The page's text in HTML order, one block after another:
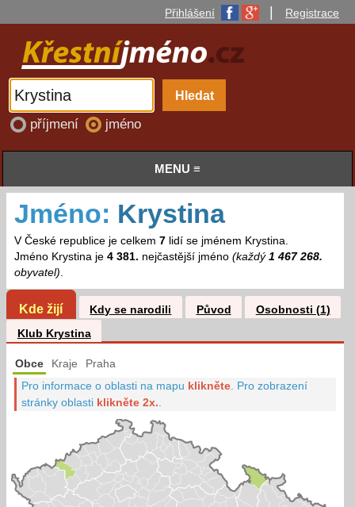
Přihlášení Registrace
příjmení jméno
MENU ≡
Jméno: Krystina
V České republice je celkem 7lidí se jménem Krystina.
Jméno Krystina je 4 381. nejčastější jméno (každý 1 467 268.
obyvatel).
Kde žijí Kdy se narodili Původ
Osobnosti (1)
Klub Krystina
Obce Kraje Praha
Pro informace o oblasti na mapu klikněte Pro zobrazení
stránky oblasti klikněte 2x.